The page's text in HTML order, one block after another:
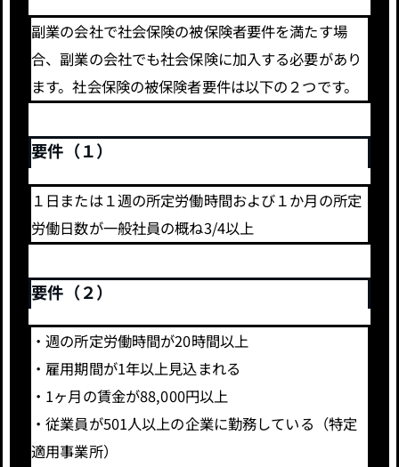
副業の会社で社会保険の被保険者要件を満たす場
合、副業の会社でも社会保険に加入する必要があり
ます。社会保険の被保険者要件は以下の２つです。
要件（１）
１日または１週の所定労働時間および１か月の所定
労働日数が一般社員の概ね3/4以上
要件（２）
・週の所定労働時間が20時間以上
・雇用期間が1年以上見込まれる
・1ヶ月の賃金が88,000円以上
・従業員が501人以上の企業に勤務している（特定
適用事業所）